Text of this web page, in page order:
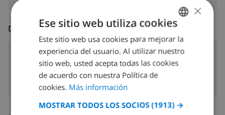
DIVERSIÓN
reproductor de DVD
SPANISH
DUTCH
FRENCH
GERMAN
×
Ese sitio web utiliza cookies
Este sitio web usa cookies para mejorar la
experiencia del usuario. Al utilizar nuestro
sitio web, usted acepta todas las cookies
de acuerdo con nuestra Política de
cookies. Más información
MOSTRAR TODOS LOS SOCIOS (1913) →